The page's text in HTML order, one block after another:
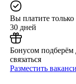
Вы платите
30 дней
Бонусом подберём
связаться
Разместить